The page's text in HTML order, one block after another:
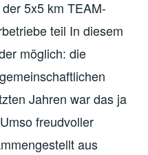
5x5 km TEAM-
teil In diesem
möglich: die
Jahren war das ja
freudvoller
aus